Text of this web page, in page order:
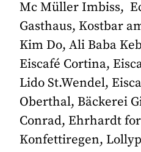
Mc Müller Imbiss,
Gasthaus, Kostbar
Kim Do, Ali Baba
Eiscafé Cortina,
Lido St.Wendel,
Oberthal, Bäckerei
Conrad, Ehrhardt
Konfettiregen,